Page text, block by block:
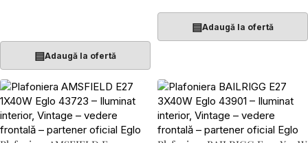
▤Adaugă la ofertă
▤Adaugă la ofertă